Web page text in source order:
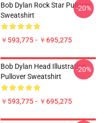
Bob Dylan Rock Star Pullover
Sweatshirt
￥593,775 - ￥695,275
-20%
Bob Dylan Head Illustration
Pullover Sweatshirt
￥593,775 - ￥695,275
-20%